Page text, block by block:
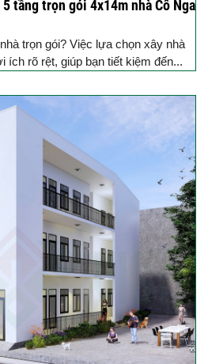
tầng trọn gói 4x14m nhà Cô Nga
trọn gói? Việc lựa chọn xây nhà
ích rõ rệt, giúp bạn tiết kiệm đến...